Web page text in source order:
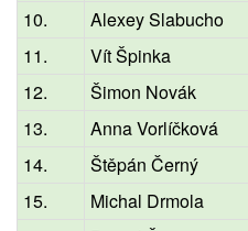
10.
Alexey Slabucho
11.
Vít Špinka
12.
Šimon Novák
13.
Anna Vorlíčková
14.
Štěpán Černý
15.
Michal Drmola